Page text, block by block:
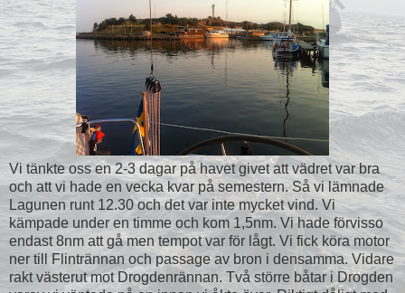
Vi tänkte oss en 2-3 dagar på havet givet att vädret var bra
och att vi hade en vecka kvar på semestern. Så vi lämnade
Lagunen runt 12.30 och det var inte mycket vind. Vi
kämpade under en timme och kom 1,5nm. Vi hade förvisso
endast 8nm att gå men tempot var för lågt. Vi fick köra motor
ner till Flintrännan och passage av bron i densamma. Vidare
rakt västerut mot Drogdenrännan. Två större båtar i Drogden